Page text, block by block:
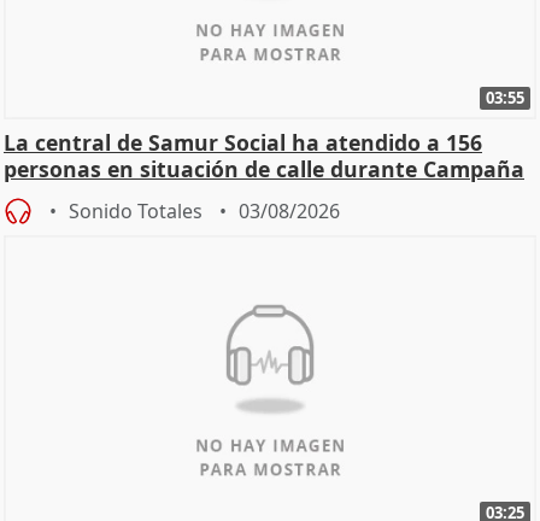
03:55
La central de Samur Social ha atendido a 156
personas en situación de calle durante Campaña
de Calor
Sonido Totales 03/08/2026
03:25